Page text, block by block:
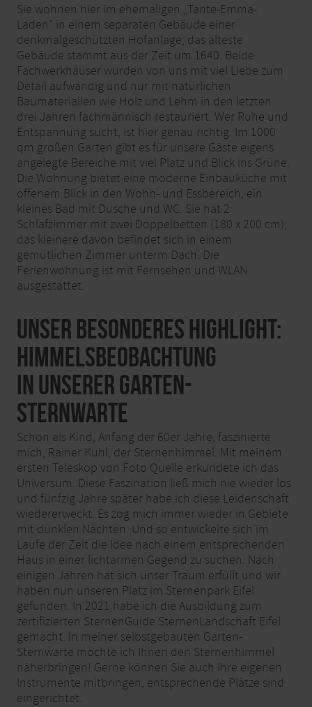
Sie wohnen hier im ehemaligen „Tante-Emma-
Laden” in einem separaten Gebäude einer
denkmalgeschützten Hofanlage, das älteste
Gebäude stammt aus der Zeit um 1640. Beide
Fachwerkhäuser wurden von uns mit viel Liebe zum
Detail aufwändig und nur mit natürlichen
Baumaterialien wie Holz und Lehm in den letzten
drei Jahren fachmännisch restauriert. Wer Ruhe und
Entspannung sucht, ist hier genau richtig. Im 1000
qm großen Garten gibt es für unsere Gäste eigens
angelegte Bereiche mit viel Platz und Blick ins Grüne.
Die Wohnung bietet eine moderne Einbauküche mit
offenem Blick in den Wohn- und Essbereich, ein
kleines Bad mit Dusche und WC. Sie hat 2
Schlafzimmer mit zwei Doppelbetten (180 x 200 cm),
das kleinere davon befindet sich in einem
gemütlichen Zimmer unterm Dach. Die
Ferienwohnung ist mit Fernsehen und WLAN
ausgestattet.
Unser besonderes Highlight:
Himmelsbeobachtung
in unserer Garten-
Sternwarte
Schon als Kind, Anfang der 60er Jahre, faszinierte
mich, Rainer Kuhl, der Sternenhimmel. Mit meinem
ersten Teleskop von Foto Quelle erkundete ich das
Universum. Diese Faszination ließ mich nie wieder los
und fünfzig Jahre später habe ich diese Leidenschaft
wiedererweckt. Es zog mich immer wieder in Gebiete
mit dunklen Nächten. Und so entwickelte sich im
Laufe der Zeit die Idee nach einem entsprechenden
Haus in einer lichtarmen Gegend zu suchen. Nach
einigen Jahren hat sich unser Traum erfüllt und wir
haben nun unseren Platz im Sternenpark Eifel
gefunden. In 2021 habe ich die Ausbildung zum
zertifizierten SternenGuide SternenLandschaft Eifel
gemacht. In meiner selbstgebauten Garten-
Sternwarte möchte ich Ihnen den Sternenhimmel
näherbringen! Gerne können Sie auch Ihre eigenen
Instrumente mitbringen, entsprechende Plätze sind
eingerichtet.